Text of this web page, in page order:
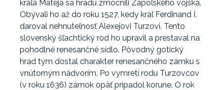
kráľa Mateja sa hradu zmocnili Zápoľského vojská.
Obývali ho až do roku 1527, kedy kráľ Ferdinand I.
daroval nehnuteľnosť Alexejovi Turzovi. Tento
slovenský šľachtický rod ho upravil a prestaval na
pohodlné renesančné sídlo. Pôvodný gotický
hrad tým dostal charakter renesančného zámku s
vnútorným nádvorím. Po vymretí rodu Turzovcov
(v roku 1636) zámok opäť pripadol korune. O rok